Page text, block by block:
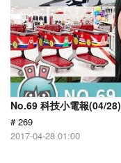
No.69 科技小電報(04/28)
# 269
2017-04-28 01:00